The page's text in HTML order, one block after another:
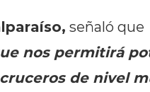
señaló que
nos permitirá
de nivel